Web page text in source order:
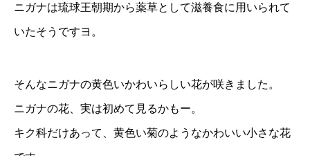
ニガナは琉球王朝期から薬草として滋養食に用いられて
いたそうですヨ。
そんなニガナの黄色いかわいらしい花が咲きました。
ニガナの花、実は初めて見るかもー。
キク科だけあって、黄色い菊のようなかわいい小さな花